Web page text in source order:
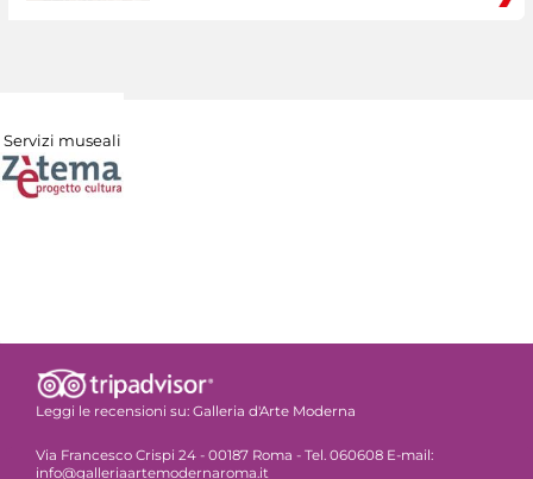
Servizi museali
Leggi le recensioni su: Galleria d'Arte Moderna
Via Francesco Crispi 24 - 00187 Roma - Tel. 060608 E-mail:
info@galleriaartemodernaroma.it